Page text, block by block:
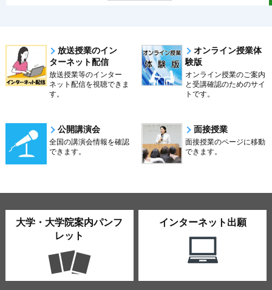
放送授業のイン
ターネット配信
放送授業等のインター
ネット配信を視聴できま
す。
オンライン授業体
験版
オンライン授業のご案内
と受講確認のためのサイ
トです。
公開講演会
全国の講演会情報を確認
できます。
面接授業
面接授業のページに移動
できます。
大学・大学院案内パンフ
レット
インターネット出願